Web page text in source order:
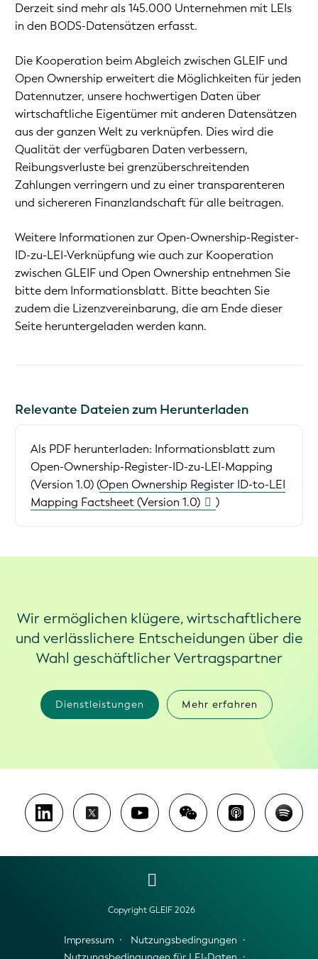
Derzeit sind mehr als 145.000 Unternehmen mit LEIs
in den BODS-Datensätzen erfasst.
Die Kooperation beim Abgleich zwischen GLEIF und
Open Ownership erweitert die Möglichkeiten für jeden
Datennutzer, unsere hochwertigen Daten über
wirtschaftliche Eigentümer mit anderen Datensätzen
aus der ganzen Welt zu verknüpfen. Dies wird die
Qualität der verfügbaren Daten verbessern,
Reibungsverluste bei grenzüberschreitenden
Zahlungen verringern und zu einer transparenteren
und sichereren Finanzlandschaft für alle beitragen.
Weitere Informationen zur Open-Ownership-Register-
ID-zu-LEI-Verknüpfung wie auch zur Kooperation
zwischen GLEIF und Open Ownership entnehmen Sie
bitte dem Informationsblatt. Bitte beachten Sie
zudem die Lizenzvereinbarung, die am Ende dieser
Seite heruntergeladen werden kann.
Relevante Dateien zum Herunterladen
Als PDF herunterladen: Informationsblatt zum
Open-Ownership-Register-ID-zu-LEI-Mapping
(Version 1.0) (Open Ownership Register ID-to-LEI
Mapping Factsheet (Version 1.0)
)
Wir ermöglichen klügere, wirtschaftlichere
und verlässlichere Entscheidungen über die
Wahl geschäftlicher Vertragspartner
Dienstleistungen Mehr erfahren
Copyright GLEIF 2026
Impressum
Nutzungsbedingungen